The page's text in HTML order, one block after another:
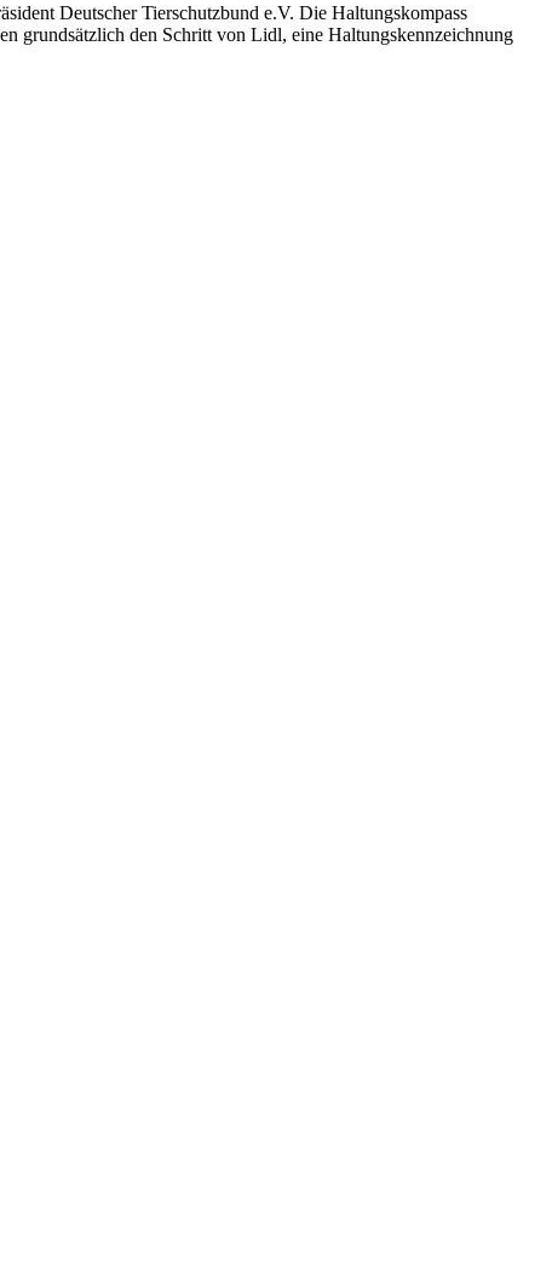
Deutscher Tierschutzbund e.V. Die Haltungskompass
grundsätzlich den Schritt von Lidl, eine Haltungskennzeichnung